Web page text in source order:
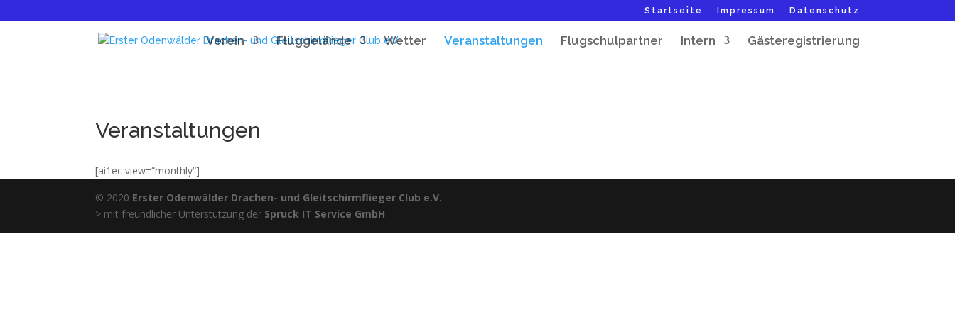
Startseite Impressum Datenschutz
Verein Fluggelände Wetter Veranstaltungen Flugschulpartner Intern Gästeregistrierung
Veranstaltungen
[ai1ec view=“monthly“]
© 2020 Erster Odenwälder Drachen- und Gleitschirmflieger Club e.V.
> mit freundlicher Unterstützung der Spruck IT Service GmbH